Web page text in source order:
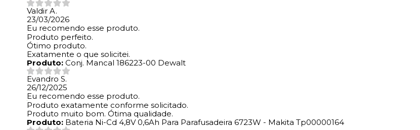
Valdir A.
23/03/2026
Eu recomendo esse produto.
Produto perfeito.
Ótimo produto.
Exatamente o que solicitei.
Produto: Conj. Mancal 186223-00 Dewalt
Evandro S.
26/12/2025
Eu recomendo esse produto.
Produto exatamente conforme solicitado.
Produto muito bom. Ótima qualidade.
Produto: Bateria Ni-Cd 4,8V 0,6Ah Para Parafusadeira 6723W - Makita Tp00000164